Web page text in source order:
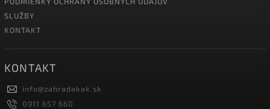
SLUŽBY
KONTAKT
KONTAKT
info@zahradakak.sk
0911 657 660